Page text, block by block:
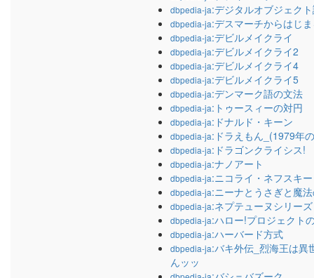
dbpedia-ja:デジタルオブジェク
dbpedia-ja:デスマーチからはじ
dbpedia-ja:デビルメイクライ
dbpedia-ja:デビルメイクライ2
dbpedia-ja:デビルメイクライ4
dbpedia-ja:デビルメイクライ5
dbpedia-ja:デンマーク語の文法
dbpedia-ja:トゥースィーの対円
dbpedia-ja:ドナルド・キーン
dbpedia-ja:ドラえもん_(1979年
dbpedia-ja:ドラゴンクライシス!
dbpedia-ja:ナノアート
dbpedia-ja:ニコライ・ネフスキー
dbpedia-ja:ニーナとうさぎと魔
dbpedia-ja:ネプテューヌシリーズ
dbpedia-ja:ハロー!プロジェクト
dbpedia-ja:ハーバード方式
dbpedia-ja:バキ外伝_烈海王は異
んッッ